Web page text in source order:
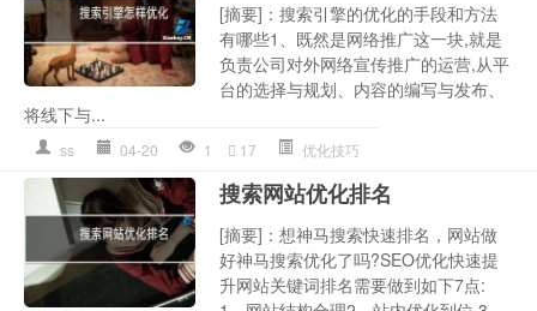
[摘要]：搜索引擎的优化的手段和方法
有哪些1、既然是网络推广这一块,就是
负责公司对外网络宣传推广的运营,从平
台的选择与规划、内容的编写与发布、
将线下与...
ss 04-20 1 17 优化技巧
搜索网站优化排名
[摘要]：想神马搜索快速排名，网站做
好神马搜索优化了吗?SEO优化快速提
升网站关键词排名需要做到如下7点: